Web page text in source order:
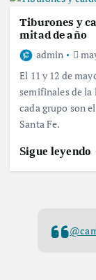
Tiburones y
mitad de año
admin
El 11 y 12 de
semifinales de la
cada grupo son
Santa Fe.
Sigue leyendo